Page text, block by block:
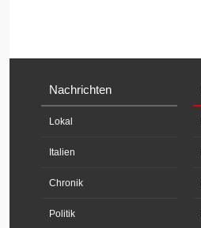
Nachrichten
Lokal
Italien
Chronik
Politik